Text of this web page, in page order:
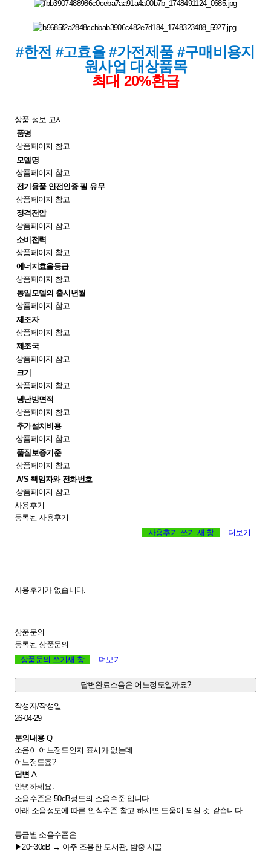
#한전 #고효율 #가전제품 #구매비용지
원사업 대상품목
최대 20%환급
상품 정보 고시
품명
상품페이지 참고
모델명
상품페이지 참고
전기용품 안전인증 필 유무
상품페이지 참고
정격전압
상품페이지 참고
소비전력
상품페이지 참고
에너지효율등급
상품페이지 참고
동일모델의 출시년월
상품페이지 참고
제조자
상품페이지 참고
제조국
상품페이지 참고
크기
상품페이지 참고
냉난방면적
상품페이지 참고
추가설치비용
상품페이지 참고
품질보증기준
상품페이지 참고
A/S 책임자와 전화번호
상품페이지 참고
사용후기
등록된 사용후기
사용후기 쓰기 새 창 더보기
사용후기가 없습니다.
상품문의
등록된 상품문의
상품문의 쓰기새 창 더보기
답변완료소음은 어느정도일까요?
작성자/작성일
26-04-29
문의내용 Q
소음이 어느정도인지 표시가 없는데
어느정도죠?
답변 A
안녕하세요.
소음수준은 50dB정도의 소음수준 입니다.
아래 소음정도에 따른 인식수준 참고 하시면 도움이 되실 것 같습니다.
등급별 소음수준은
▶20~30dB → 아주 조용한 도서관, 밤중 시골